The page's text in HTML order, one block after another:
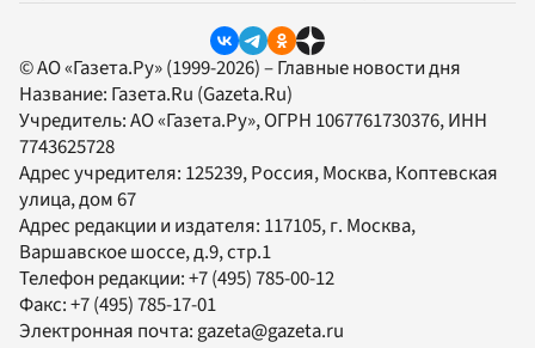
© АО «Газета.Ру» (1999-2026) – Главные новости дня
Название: Газета.Ru (Gazeta.Ru)
Учредитель:АО «Газета.Ру», ОГРН 1067761730376, ИНН
7743625728
Адрес учредителя: 125239, Россия, Москва, Коптевская
улица, дом 67
Адрес редакции и издателя: 117105, г. Москва,
Варшавское шоссе, д.9, стр.1
Телефон редакции:+7 (495) 785-00-12
Факс:+7 (495) 785-17-01
Электронная почта:gazeta@gazeta.ru